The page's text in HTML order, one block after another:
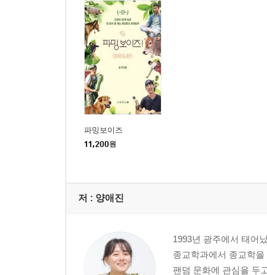
파밍보이즈
11,200원
저 : 양애진
1993년 광주에서 태어
종교학과에서 종교학
팬덤 문화에 관심을 두